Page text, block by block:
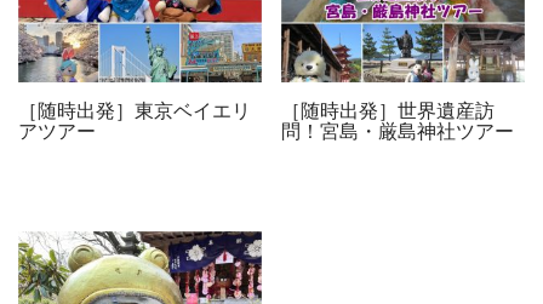
［随時出発］東京ベイエリ
アツアー
［随時出発］世界遺産訪
問！宮島・厳島神社ツアー